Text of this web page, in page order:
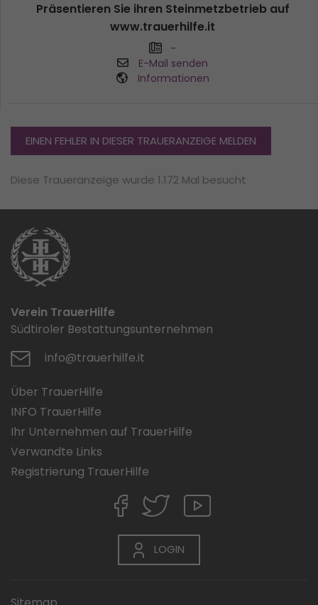
Präsentieren Sie ihren Steinmetzbetrieb auf
www.trauerhilfe.it
-
E-Mail senden
Informationen
EINEN FEHLER IN DIESER TRAUERANZEIGE MELDEN
Diese Traueranzeige wurde 1.172 Mal besucht
Verein TrauerHilfe
Südtiroler Bestattungsunternehmen
info@trauerhilfe.it
Über TrauerHilfe
INFO TrauerHilfe
Ihr Unternehmen auf TrauerHilfe
Verwandte Links
Registrierung TrauerHilfe
LOGIN